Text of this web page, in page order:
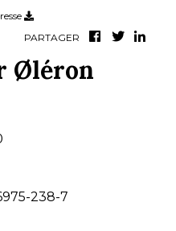
Øléron
238-7
PARTAGER